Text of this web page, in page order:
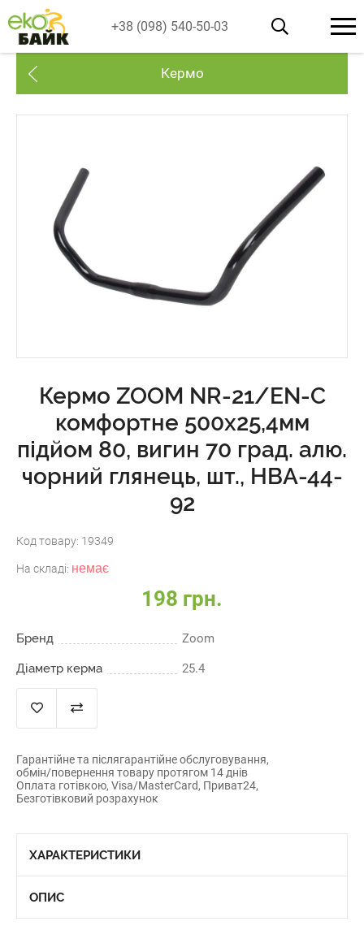
+38 (098) 540-50-03
Кермо
Кермо ZOOM NR-21/EN-C
комфортне 500х25,4мм
підйом 80, вигин 70 град. алю.
чорний глянець, шт., HBA-44-
92
Код товару: 19349
На складі: немає
198 грн.
Бренд Zoom
Діаметр керма 25.4
Гарантійне та післягарантійне обслуговування,
обмін/повернення товару протягом 14 днів
Оплата готівкою, Visa/MasterCard, Приват24,
Безготівковий розрахунок
ХАРАКТЕРИСТИКИ
ОПИС